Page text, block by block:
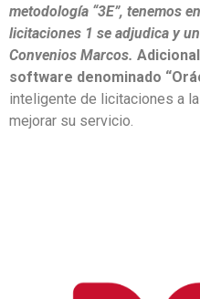
metodología “3E”, tenemos
licitaciones 1 se adjudica y
Convenios Marcos.
software denominado
inteligente de licitaciones a
mejorar su servicio.